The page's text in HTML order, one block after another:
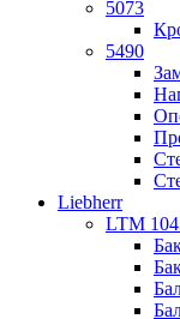
5073
5490
Liebherr
LTM